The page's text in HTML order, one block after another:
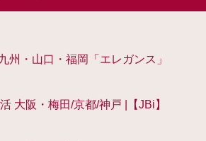
州・山口・福岡「エレガンス」
大阪・梅田/京都/神戸 |【JBi】